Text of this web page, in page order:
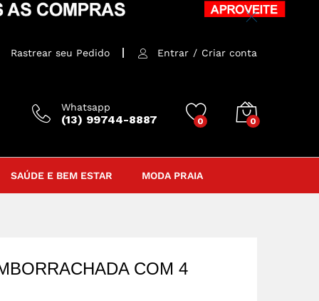
Rastrear seu Pedido Entrar / Criar conta
Whatsapp
(13) 99744-8887 0 0
SAÚDE E BEM ESTAR MODA PRAIA
COM 4
110,00